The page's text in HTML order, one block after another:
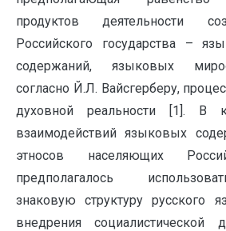
продуктов деятельности
Российского государства –
содержаний, языковых
согласно Й.Л. Вайсгерберу,
духовной реальности [1]. В
взаимодействий языковых
этносов населяющих
предполагалось
знаковую структуру
внедрения социалистической